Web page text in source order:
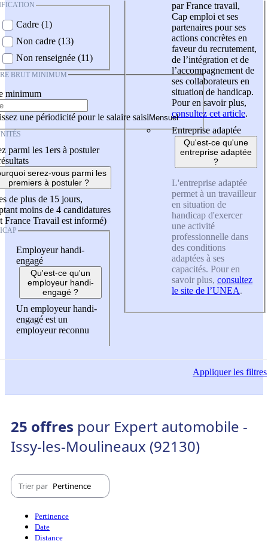
Cadre (1)
Non cadre (13)
Non renseignée (11)
BRUT MINIMUM
minimum
une périodicité pour le salaire saisi
parmi les 1ers à postuler
serez-vous parmi les
premiers à postuler ?
de plus de 15 jours,
moins de 4 candidatures
France Travail est informé)
Employeur handi-
engagé
Qu'est-ce qu'un
employeur handi-
engagé ?
Un employeur handi-
engagé est un
employeur reconnu
par France travail,
Cap emploi et ses
partenaires pour ses
actions concrètes en
faveur du recrutement,
de l’intégration et de
l’accompagnement de
ses collaborateurs en
situation de handicap.
Pour en savoir plus,
consultez cet article.
Entreprise adaptée
Qu'est-ce qu'une
entreprise adaptée
?
L'entreprise adaptée
permet à un travailleur
en situation de
handicap d'exercer
une activité
professionnelle dans
des conditions
adaptées à ses
capacités. Pour en
savoir plus, consultez
le site de l’UNEA.
Appliquerles filtres
25 offres pour Expert automobile -
Issy-les-Moulineaux (92130)
Trier par Pertinence
Pertinence
Date
Distance